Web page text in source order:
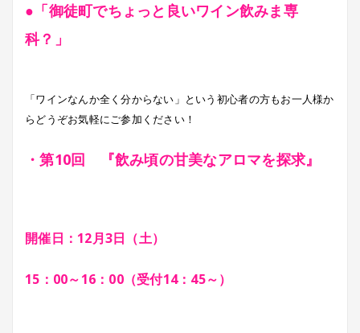
●「御徒町でちょっと良いワイン飲みま専
科？」
「ワインなんか全く分からない」という初心者の方もお一人様か
らどうぞお気軽にご参加ください！
・第10回 『飲み頃の甘美なアロマを探求』
開催日：12月3日（土）
15：00～16：00（受付14：45～）